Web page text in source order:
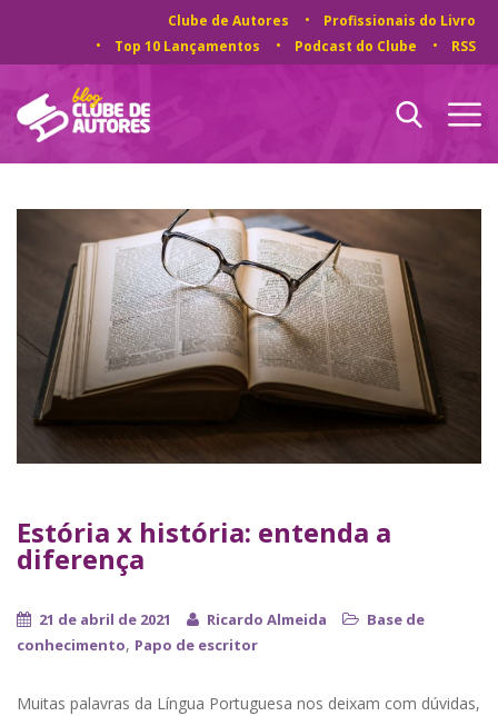
Clube de Autores
Profissionais do Livro
Top 10 Lançamentos
Podcast do Clube RSS
Estória x história: entenda a
diferença
21 de abril de 2021 Ricardo Almeida
Base de
conhecimento, Papo de escritor
Muitas palavras da Língua Portuguesa nos deixam com dúvidas,